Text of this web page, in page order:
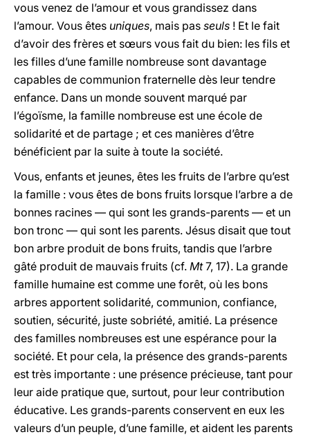
vous venez de l’amour et vous grandissez dans
l’amour. Vous êtes uniques, mais pas seuls ! Et le fait
d’avoir des frères et sœurs vous fait du bien: les fils et
les filles d’une famille nombreuse sont davantage
capables de communion fraternelle dès leur tendre
enfance. Dans un monde souvent marqué par
l’égoïsme, la famille nombreuse est une école de
solidarité et de partage ; et ces manières d’être
bénéficient par la suite à toute la société.
Vous, enfants et jeunes, êtes les fruits de l’arbre qu’est
la famille : vous êtes de bons fruits lorsque l’arbre a de
bonnes racines — qui sont les grands-parents — et un
bon tronc — qui sont les parents. Jésus disait que tout
bon arbre produit de bons fruits, tandis que l’arbre
gâté produit de mauvais fruits (cf. Mt7, 17). La grande
famille humaine est comme une forêt, où les bons
arbres apportent solidarité, communion, confiance,
soutien, sécurité, juste sobriété, amitié. La présence
des familles nombreuses est une espérance pour la
société. Et pour cela, la présence des grands-parents
est très importante : une présence précieuse, tant pour
leur aide pratique que, surtout, pour leur contribution
éducative. Les grands-parents conservent en eux les
valeurs d’un peuple, d’une famille, et aident les parents